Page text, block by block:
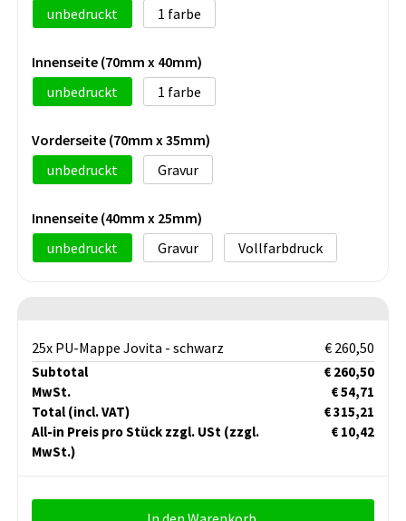
unbedruckt
1
Innenseite (70mm x 40mm)
unbedruckt
1
Vorderseite (70mm x 35mm)
unbedruckt
Gravur
Innenseite (40mm x 25mm)
unbedruckt
Gravur Vollfarbdruck
25x PU-Mappe Jovita - schwarz € 260,50
Subtotal
€ 260,50
MwSt.
€ 54,71
Total (incl. VAT)
€ 315,21
All-in Preis pro Stück zzgl. USt (zzgl.
MwSt.)
€ 10,42